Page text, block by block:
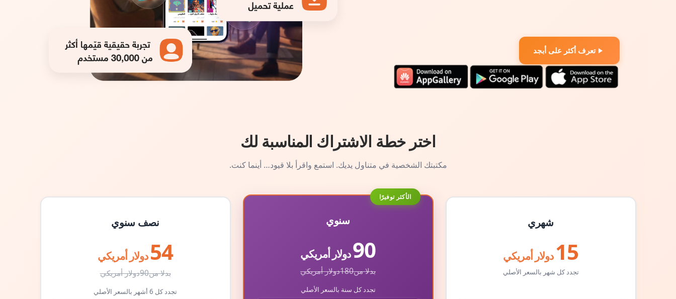
تعرف أكثر على أبجد
اختر خطة الاشتراك المناسبة لك
مكتبتك الشخصية في متناول يديك. استمع واقرأ بلا قيود… أينما كنت.
شهري
15 دولار أمريكي
تجدد كل شهر بالسعر الأصلي
الأكثر توفيرًا
سنوي
90دولار أمريكي
بدلا من180دولار أمريكي
تجدد كل سنة بالسعر الأصلي
نصف سنوي
54 دولار أمريكي
بدلا من90دولار أمريكي
تجدد كل 6 أشهر بالسعر الأصلي